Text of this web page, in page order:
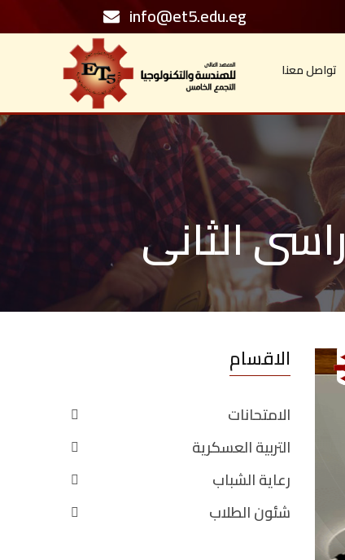
info@et5.edu.eg
تواصل معنا
الثانى
الاقسام
الامتحانات
التربية العسكرية
رعاية الشباب
شئون الطلاب